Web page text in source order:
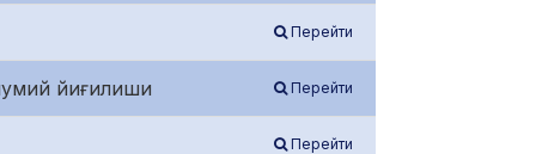
Перейти
йиғилиши Перейти
Перейти